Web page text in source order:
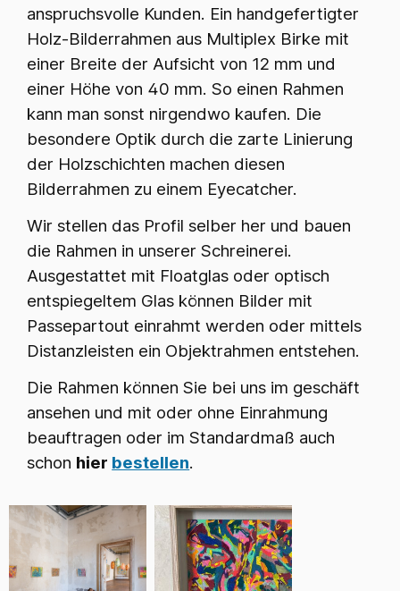
anspruchsvolle Kunden. Ein handgefertigter
Holz-Bilderrahmen aus Multiplex Birke mit
einer Breite der Aufsicht von 12 mm und
einer Höhe von 40 mm. So einen Rahmen
kann man sonst nirgendwo kaufen. Die
besondere Optik durch die zarte Linierung
der Holzschichten machen diesen
Bilderrahmen zu einem Eyecatcher.
Wir stellen das Profil selber her und bauen
die Rahmen in unserer Schreinerei.
Ausgestattet mit Floatglas oder optisch
entspiegeltem Glas können Bilder mit
Passepartout einrahmt werden oder mittels
Distanzleisten ein Objektrahmen entstehen.
Die Rahmen können Sie bei uns im geschäft
ansehen und mit oder ohne Einrahmung
beauftragen oder im Standardmaß auch
schon hier bestellen.